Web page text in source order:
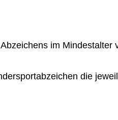
im Mindestalter
die